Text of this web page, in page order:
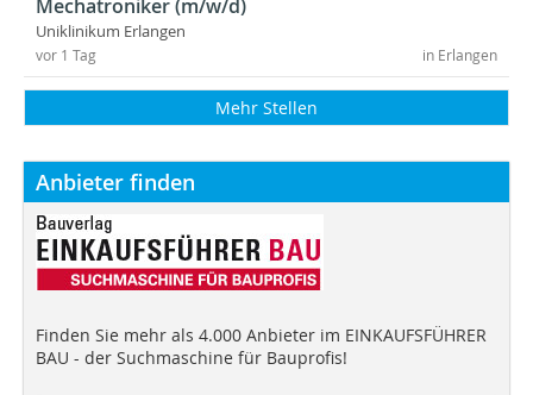
Mechatroniker (m/w/d)
Uniklinikum Erlangen
in Erlangen
vor 1 Tag
Mehr Stellen
Anbieter finden
Finden Sie mehr als 4.000 Anbieter im EINKAUFSFÜHRER
BAU - der Suchmaschine für Bauprofis!